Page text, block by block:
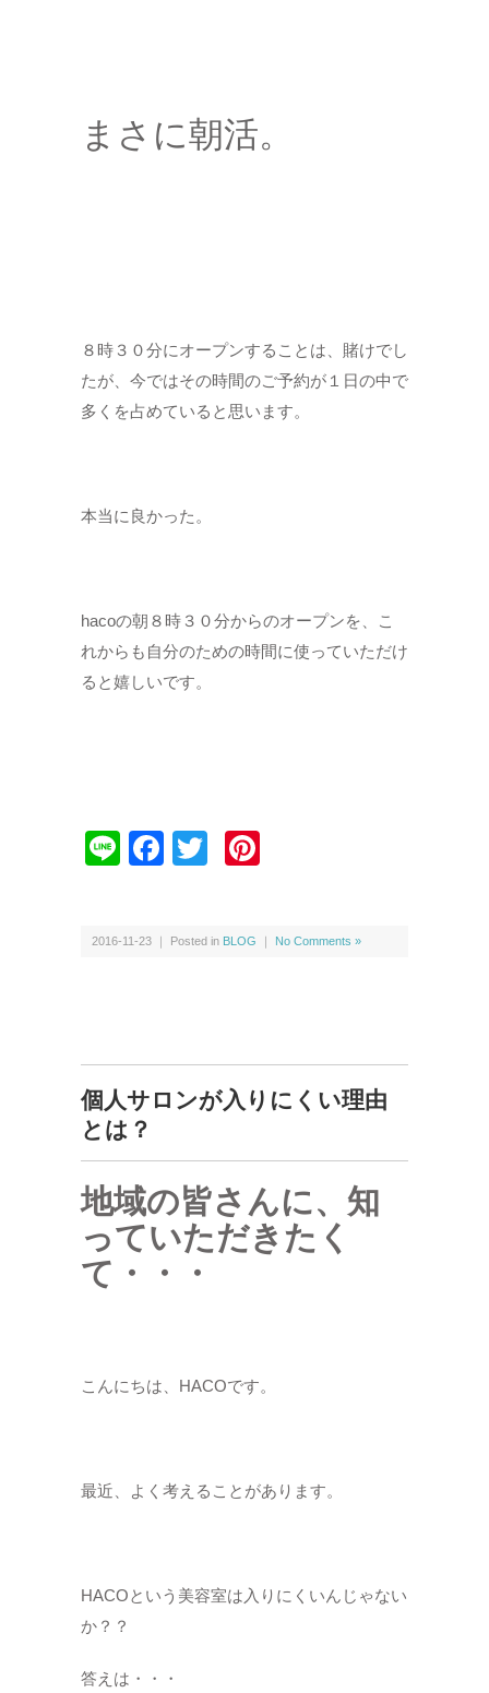
まさに朝活。
８時３０分にオープンすることは、賭けでし
たが、今ではその時間のご予約が１日の中で
多くを占めていると思います。
本当に良かった。
hacoの朝８時３０分からのオープンを、こ
れからも自分のための時間に使っていただけ
ると嬉しいです。
Li
F
e
o
k
er
e
2016-11-23 ｜ Posted in BLOG ｜ No Comments »
個人サロンが入りにくい理由
とは？
地域の皆さんに、知
っていただきたく
て・・・
こんにちは、HACOです。
最近、よく考えることがあります。
HACOという美容室は入りにくいんじゃない
か？？
答えは・・・